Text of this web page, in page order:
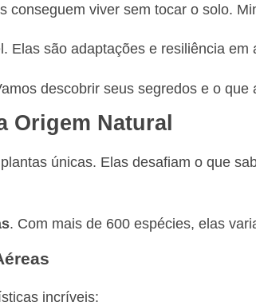
conseguem viver sem tocar o solo.
Elas são adaptações e resiliência
descobrir seus segredos e o que
Origem Natural
únicas. Elas desafiam o que
. Com mais de 600 espécies, elas
incríveis: